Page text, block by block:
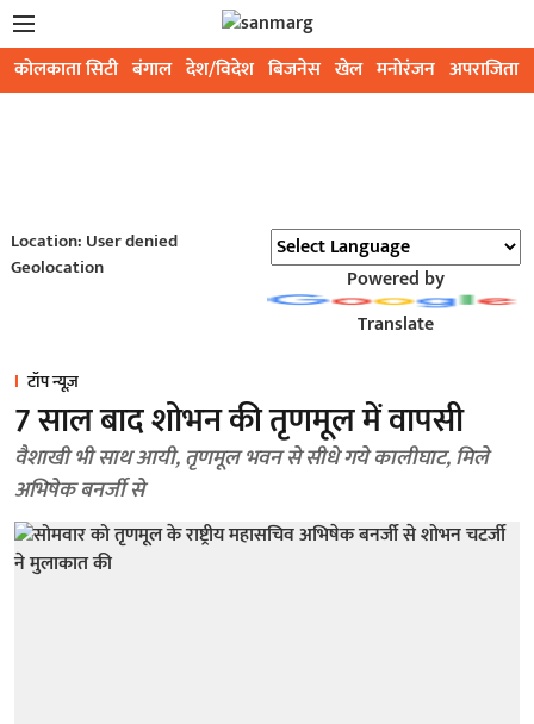
कोलकाता सिटी बंगाल देश/विदेश बिजनेस खेल मनोरंजन अपराजिता
Location: User denied
Geolocation
Powered by
Translate
टॉप न्यूज़
7 साल बाद शोभन की तृणमूल में वापसी
वैशाखी भी साथ आयी, तृणमूल भवन से सीधे गये कालीघाट, मिले
अभिषेक बनर्जी से